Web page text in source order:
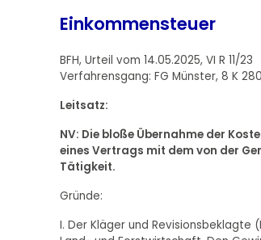
Einkommensteuer
BFH, Urteil vom 14.05.2025, VI R 11/23
Verfahrensgang: FG Münster, 8 K
Leitsatz:
NV: Die bloße Übernahme der
eines Vertrags mit dem von der
Tätigkeit.
Gründe:
I. Der Kläger und Revisionsbeklagte